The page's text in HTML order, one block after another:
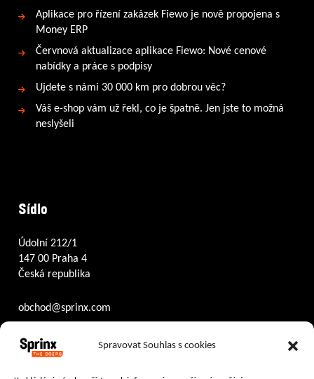
Spravovat Souhlas s cookies
Aplikace pro řízení zakázek Fiewo je nově propojena s
Money ERP
Červnová aktualizace aplikace Fiewo: Nové cenové
nabídky a práce s podpisy
Ujdete s námi 30 000 km pro dobrou věc?
Váš e-shop vám už řekl, co je špatně. Jen jste to možná
neslyšeli
Sídlo
Údolní 212/1
147 00 Praha 4
Česká republika
obchod@sprinx.com
Otevírací doba recepce:
PO – ČT8:30 – 17:30